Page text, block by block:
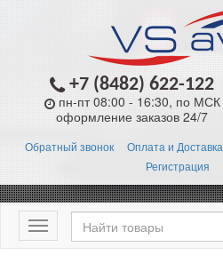
+7 (8482) 622-122
пн-пт 08:00 - 16:30, по МСК
оформление заказов 24/7
Обратный звонок Оплата и Доставка
Регистрация
Меню